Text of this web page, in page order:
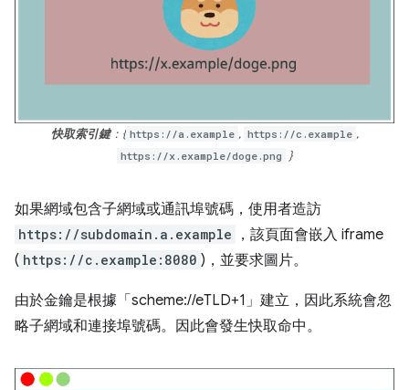
快取索引鍵：{ https://a.example , https://c.example ,
https://x.example/doge.png }
如果網域包含子網域或通訊埠號碼，使用者造訪
https://subdomain.a.example
，該頁面會嵌入 iframe
( https://c.example:8080 )，並要求圖片。
由於金鑰是根據「scheme://eTLD+1」建立，因此系統會忽
略子網域和連接埠號碼。因此會發生快取命中。